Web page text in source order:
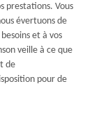
prestations. Vous
évertuons de
et à vos
veille à ce que
de
pour de